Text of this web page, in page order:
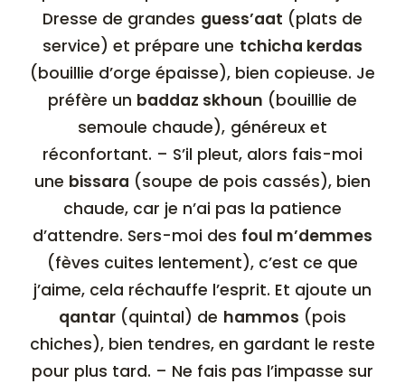
Dresse de grandes guess’aat (plats de
service) et prépare une tchicha kerdas
(bouillie d’orge épaisse), bien copieuse. Je
préfère un baddaz skhoun (bouillie de
semoule chaude), généreux et
réconfortant. – S’il pleut, alors fais-moi
une bissara (soupe de pois cassés), bien
chaude, car je n’ai pas la patience
d’attendre. Sers-moi des foul m’demmes
(fèves cuites lentement), c’est ce que
j’aime, cela réchauffe l’esprit. Et ajoute un
qantar (quintal) de hammos (pois
chiches), bien tendres, en gardant le reste
pour plus tard. – Ne fais pas l’impasse sur